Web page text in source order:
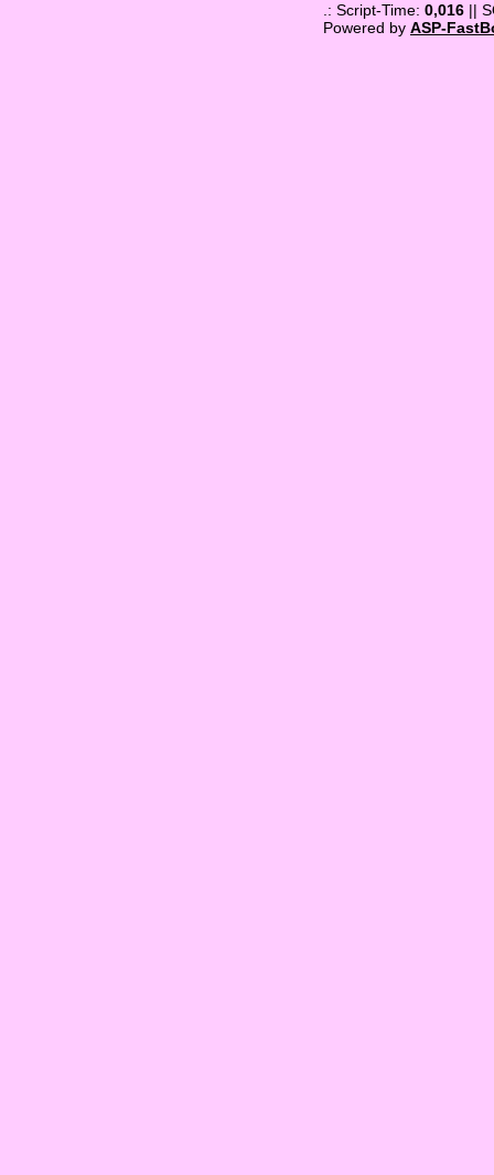
.: Script-Time: 0,016 ||
Powered by ASP-